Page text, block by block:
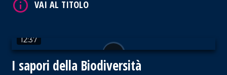
12:37
I sapori della Biodiversità
VAI AL TITOLO